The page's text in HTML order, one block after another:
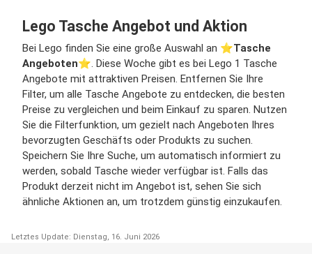
Lego Tasche Angebot und Aktion
Bei Lego finden Sie eine große Auswahl an ⭐️Tasche
Angeboten⭐️. Diese Woche gibt es bei Lego 1 Tasche
Angebote mit attraktiven Preisen. Entfernen Sie Ihre
Filter, um alle Tasche Angebote zu entdecken, die besten
Preise zu vergleichen und beim Einkauf zu sparen. Nutzen
Sie die Filterfunktion, um gezielt nach Angeboten Ihres
bevorzugten Geschäfts oder Produkts zu suchen.
Speichern Sie Ihre Suche, um automatisch informiert zu
werden, sobald Tasche wieder verfügbar ist. Falls das
Produkt derzeit nicht im Angebot ist, sehen Sie sich
ähnliche Aktionen an, um trotzdem günstig einzukaufen.
Letztes Update: Dienstag, 16. Juni 2026